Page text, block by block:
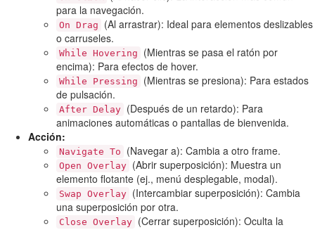
para la navegación.
On Drag
(Al arrastrar): Ideal para elementos deslizables
o carruseles.
While Hovering
(Mientras se pasa el ratón por
encima): Para efectos de hover.
While Pressing
(Mientras se presiona): Para estados
de pulsación.
After Delay (Después de un retardo): Para
animaciones automáticas o pantallas de bienvenida.
Acción:
Navigate To (Navegar a): Cambia a otro frame.
Open Overlay (Abrir superposición): Muestra un
elemento flotante (ej., menú desplegable, modal).
Swap Overlay (Intercambiar superposición): Cambia
una superposición por otra.
Close Overlay (Cerrar superposición): Oculta la